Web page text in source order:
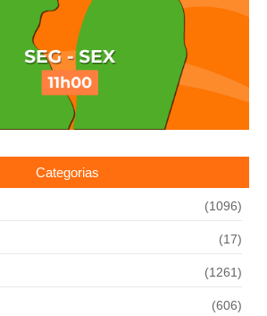
Categorias
(1096)
(17)
(1261)
(606)